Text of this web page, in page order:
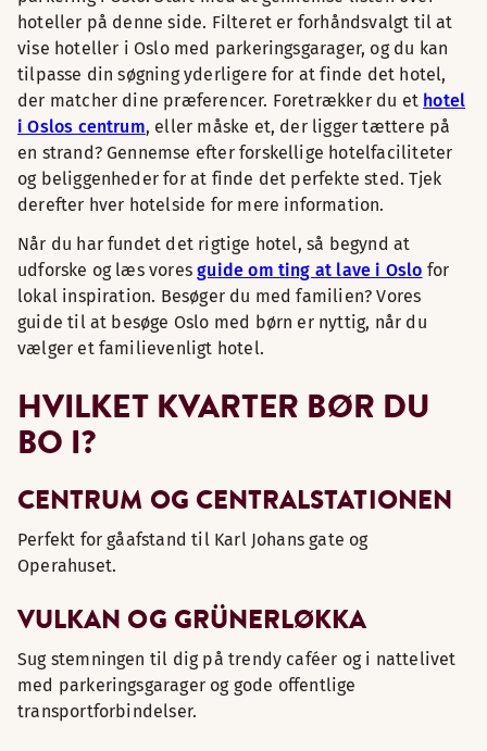
hoteller på denne side. Filteret er forhåndsvalgt til at
vise hoteller i Oslo med parkeringsgarager, og du kan
tilpasse din søgning yderligere for at finde det hotel,
der matcher dine præferencer. Foretrækker du et hotel
i Oslos centrum, eller måske et, der ligger tættere på
en strand? Gennemse efter forskellige hotelfaciliteter
og beliggenheder for at finde det perfekte sted. Tjek
derefter hver hotelside for mere information.
Når du har fundet det rigtige hotel, så begynd at
udforske og læs voresguide om ting at lave i Oslo for
lokal inspiration. Besøger du med familien? Vores
guide til at besøge Oslo med børn er nyttig, når du
vælger et familievenligt hotel.
HVILKET KVARTER BØR DU
BO I?
CENTRUM OG CENTRALSTATIONEN
Perfekt for gåafstand til Karl Johans gate og
Operahuset.
VULKAN OG GRÜNERLØKKA
Sug stemningen til dig på trendy caféer og i nattelivet
med parkeringsgarager og gode offentlige
transportforbindelser.